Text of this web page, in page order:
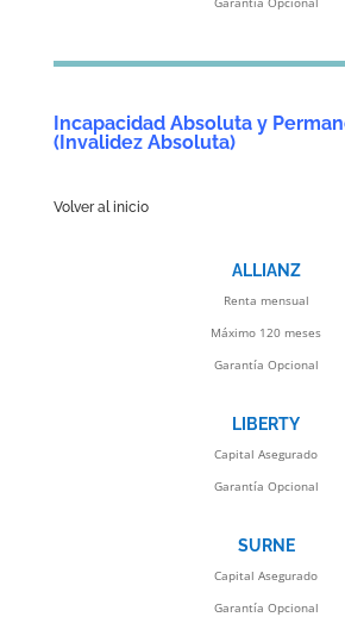
Incapacidad Absoluta y
(Invalidez Absoluta)
Volver al inicio
ALLIANZ
Renta mensual
Máximo 120 meses
Garantía Opcional
LIBERTY
Capital Asegurado
Garantía Opcional
SURNE
Capital Asegurado
Garantía Opcional